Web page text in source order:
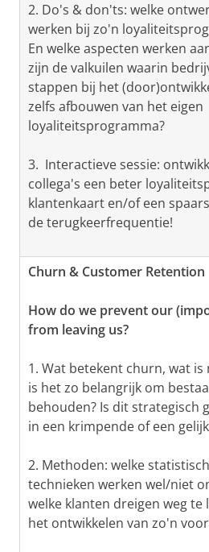
2. Do's & don'ts: welke
werken bij zo'n
En welke aspecten werken
zijn de valkuilen waarin
stappen bij het
zelfs afbouwen van het eigen
loyaliteitsprogramma?
3. Interactieve sessie:
collega's een beter
klantenkaart en/of een
de terugkeerfrequentie!
Churn & Customer Retention
How do we prevent our
from leaving us?
1. Wat betekent churn, wat
is het zo belangrijk om
behouden? Is dit strategisch
in een krimpende of een
2. Methoden: welke
technieken werken wel/niet
welke klanten dreigen weg te
het ontwikkelen van zo'n